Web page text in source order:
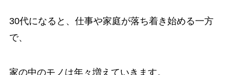
30代になると、仕事や家庭が落ち着き始める一方
で、
家の中のモノは年々増えていきます。